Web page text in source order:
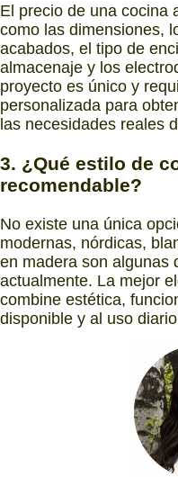
El precio de una cocina
como las dimensiones,
acabados, el tipo de
almacenaje y los
proyecto es único y
personalizada para
las necesidades reales
3. ¿Qué estilo de
recomendable?
No existe una única
modernas, nórdicas,
en madera son algunas
actualmente. La mejor
combine estética,
disponible y al uso